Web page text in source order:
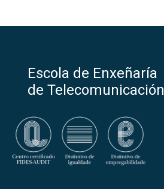
Escola de Enxeñaría
de Telecomunicación